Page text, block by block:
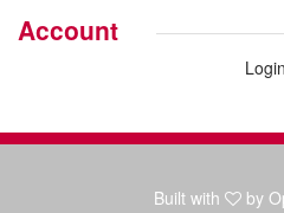
Account
Login
Built with by